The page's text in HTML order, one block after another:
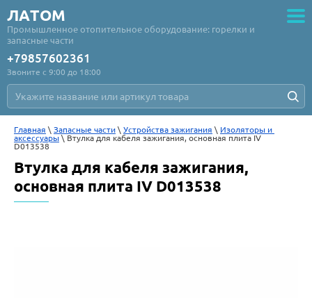
ЛАТОМ
Промышленное отопительное оборудование: горелки и
запасные части
+79857602361
Звоните с 9:00 до 18:00
Главная \ Запасные части \ Устройства зажигания \ Изоляторы и
аксессуары \ Втулка для кабеля зажигания, основная плита IV
D013538
Втулка для кабеля зажигания,
основная плита IV D013538